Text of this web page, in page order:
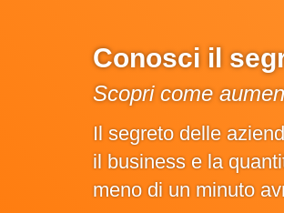
Conosci il
Scopri come
Il segreto delle
il business e la
meno di un minuto